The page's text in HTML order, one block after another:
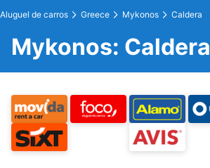
Aluguel de carros Greece Mykonos Caldera
Mykonos: Caldera